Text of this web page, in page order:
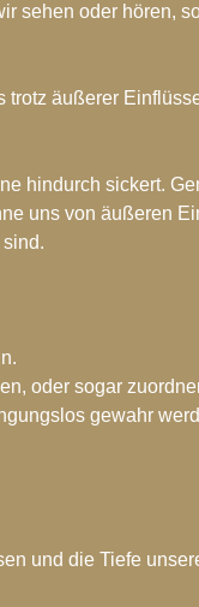
Entwicklung
sehen oder hören,
äußerer
hindurch sickert.
uns von äußeren
oder sogar
gewahr
und die Tiefe